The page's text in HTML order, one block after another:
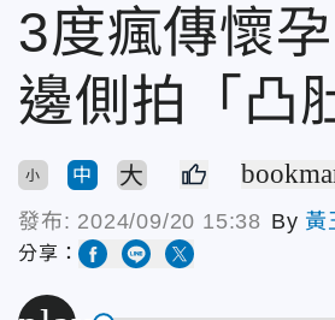
3度瘋傳懷
邊側拍「凸
小 中 大
發布: 2024/09/20 15:38 By 黃
分享：